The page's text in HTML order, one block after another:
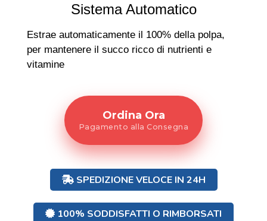
Sistema Automatico
Estrae automaticamente il 100% della polpa,
per mantenere il succo ricco di nutrienti e
vitamine
Ordina Ora
Pagamento alla Consegna
SPEDIZIONE VELOCE IN 24H
100% SODDISFATTI O RIMBORSATI